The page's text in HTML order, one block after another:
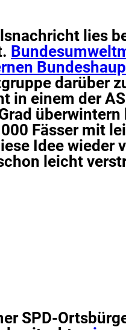
lies
darüber
in einem der
Fässer mit
Idee wieder
leicht
SPD-